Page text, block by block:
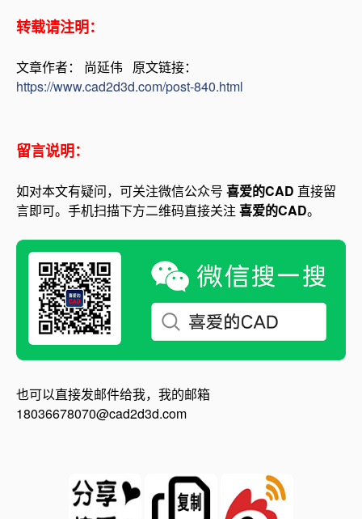
转载请注明：
文章作者： 尚延伟 原文链接：
https://www.cad2d3d.com/post-840.html
留言说明：
如对本文有疑问，可关注微信公众号 喜爱的CAD 直接留
言即可。手机扫描下方二维码直接关注 喜爱的CAD。
也可以直接发邮件给我，我的邮箱
18036678070@cad2d3d.com